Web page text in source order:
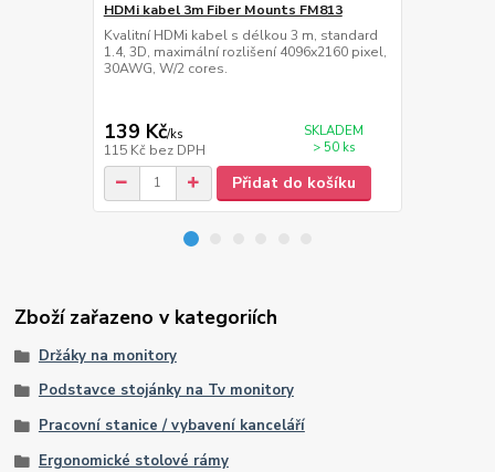
HDMi kabel 3m Fiber Mounts FM813
Kvalitní HDMi kabel s délkou 3 m, standard
1.4, 3D, maximální rozlišení 4096x2160 pixel,
30AWG, W/2 cores.
139 Kč/ks
115 Kč bez DPH
SKLADEM
> 50 ks
Přidat do košíku
Zboží zařazeno v kategoriích
Držáky na monitory
Podstavce stojánky na Tv monitory
Pracovní stanice / vybavení kanceláří
Ergonomické stolové rámy